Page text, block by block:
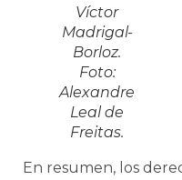
Víctor
Madrigal-
Borloz.
Foto:
Alexandre
Leal de
Freitas.
En resumen, los